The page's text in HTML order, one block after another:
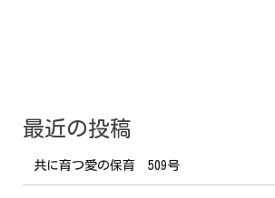
最近の投稿
共に育つ愛の保育 509号